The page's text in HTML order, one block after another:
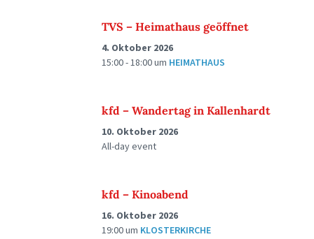
TVS – Heimathaus geöffnet
4. Oktober 2026
15:00 - 18:00um HEIMATHAUS
kfd – Wandertag in Kallenhardt
10. Oktober 2026
All-day event
kfd – Kinoabend
16. Oktober 2026
19:00um KLOSTERKIRCHE